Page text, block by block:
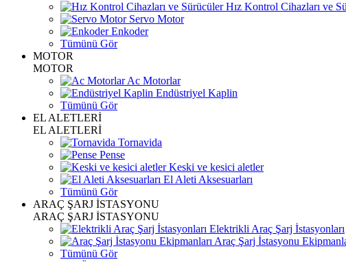
Hız Kontrol Cihazları ve
Servo Motor
Enkoder
Tümünü Gör
MOTOR
MOTOR
Ac Motorlar
Endüstriyel Kaplin
Tümünü Gör
EL ALETLERİ
EL ALETLERİ
Tornavida
Pense
Keski ve kesici aletler
El Aleti Aksesuarları
Tümünü Gör
ARAÇ ŞARJ İSTASYONU
ARAÇ ŞARJ İSTASYONU
Elektrikli Araç Şarj İstasyonları
Araç Şarj İstasyonu
Tümünü Gör